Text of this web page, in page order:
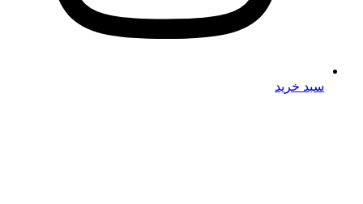
سبد خرید